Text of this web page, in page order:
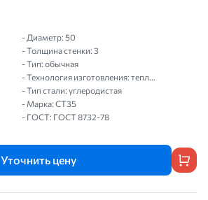
- Диаметр: 50
- Толщина стенки: 3
- Тип: обычная
- Технология изготовления: тепл...
- Тип стали: углеродистая
- Марка: СТ35
- ГОСТ: ГОСТ 8732-78
Уточнить цену